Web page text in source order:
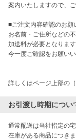
案内いたしますので、
■ご注文内容確認のお願
お名前・ご住所などの
加送料が必要となります
今一度ご確認をお願いい
詳しくはページ上部の
お引渡し時期につい
通常配送は当社指定の
在庫がある商品につき